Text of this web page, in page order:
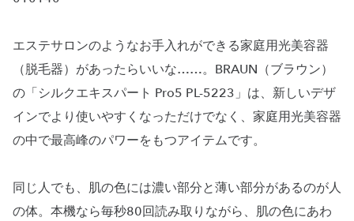
エステサロンのようなお手入れができる家庭用光美容器
（脱毛器）があったらいいな……。BRAUN（ブラウン）
の「シルクエキスパート Pro5 PL-5223」は、新しいデザ
インでより使いやすくなっただけでなく、家庭用光美容器
の中で最高峰のパワーをもつアイテムです。
同じ人でも、肌の色には濃い部分と薄い部分があるのが人
の体。本機なら毎秒80回読み取りながら、肌の色にあわ